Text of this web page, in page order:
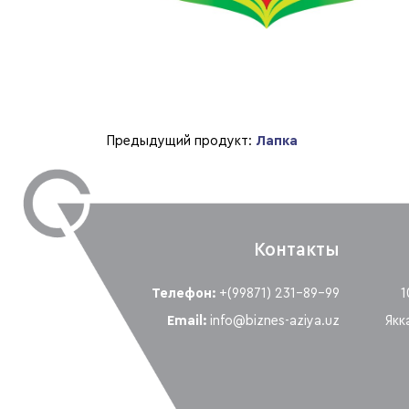
Предыдущий продукт: Лапка
Контакты
Телефон: +(99871) 231-89-99
Email: info@biznes-aziya.uz